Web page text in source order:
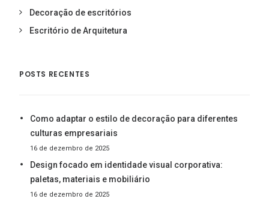
Decoração de escritórios
Escritório de Arquitetura
POSTS RECENTES
Como adaptar o estilo de decoração para diferentes
culturas empresariais
16 de dezembro de 2025
Design focado em identidade visual corporativa:
paletas, materiais e mobiliário
16 de dezembro de 2025